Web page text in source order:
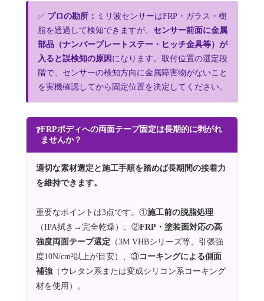
✅ プロの勘所： ミリ波センサーはFRP・ガラス・樹
脂を透過して検知できますが、 センサー前面に金属
部品（ナンバープレートステー・ヒッチ金具等）が
入ると誤検知の原因 になります。取付位置の選定段
階で、センサーの検知方向に金属障害物がないこと
を実機確認してから固定位置を決定してください。
❓FRPボディへの両面テープ固定は長期的に剥がれ
ませんか？
適切な素材選定と施工手順を踏めば長期間の接着力
を維持できます。
重要なポイントは3点です。①施工前の脱脂処理
（IPA拭き→完全乾燥）、②FRP・塗装面対応の高
強度両面テープ選定 （3M VHBシリーズ等、引張強
度10N/cm²以上が目安）、③コーキングによる側面
補強 （ウレタン系または変成シリコン系コーキング
材を使用）。